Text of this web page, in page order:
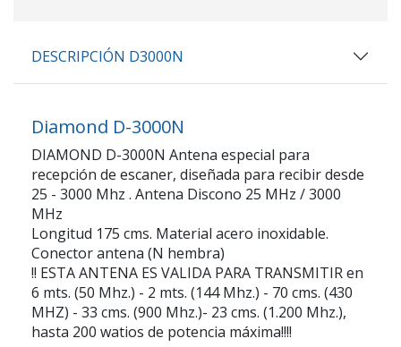
DESCRIPCIÓN D3000N
Diamond D-3000N
DIAMOND D-3000N Antena especial para
recepción de escaner, diseñada para recibir desde
25 - 3000 Mhz . Antena Discono 25 MHz / 3000
MHz
Longitud 175 cms. Material acero inoxidable.
Conector antena (N hembra)
!! ESTA ANTENA ES VALIDA PARA TRANSMITIR en
6 mts. (50 Mhz.) - 2 mts. (144 Mhz.) - 70 cms. (430
MHZ) - 33 cms. (900 Mhz.)- 23 cms. (1.200 Mhz.),
hasta 200 watios de potencia máxima!!!!